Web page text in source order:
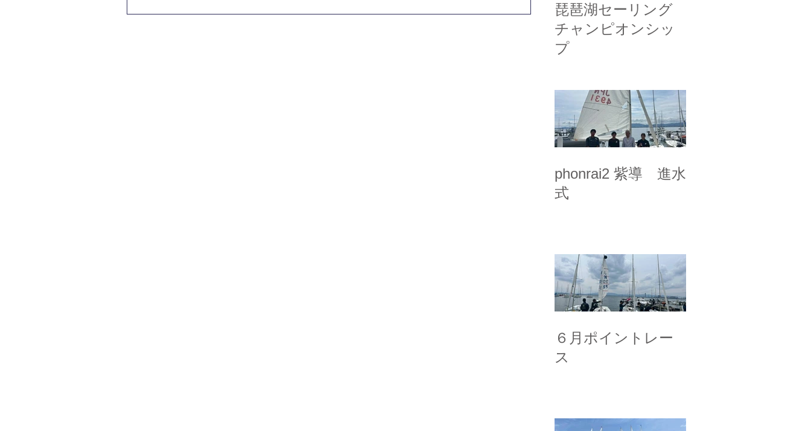
琵琶湖セーリング
チャンピオンシッ
プ
phonrai2 紫導 進水
式
６月ポイントレー
ス